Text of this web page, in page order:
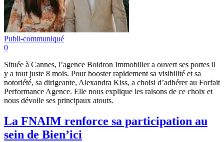
Publi-communiqué
0
Située à Cannes, l’agence Boidron Immobilier a ouvert ses portes il
y a tout juste 8 mois. Pour booster rapidement sa visibilité et sa
notoriété, sa dirigeante, Alexandra Kiss, a choisi d’adhérer au Forfait
Performance Agence. Elle nous explique les raisons de ce choix et
nous dévoile ses principaux atouts.
La FNAIM renforce sa participation au
sein de Bien’ici